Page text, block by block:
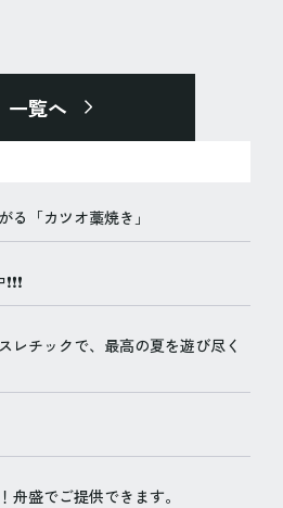
一覧へ
る「カツオ藁焼き」
レチックで、最高の夏を遊び尽く
舟盛でご提供できます。